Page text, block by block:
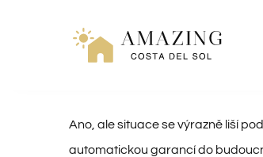
Ano, ale situace se výrazně liší
automatickou garancí do